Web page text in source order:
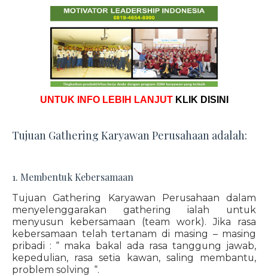
UNTUK INFO LEBIH LANJUT KLIK DISINI
Tujuan Gathering Karyawan Perusahaan adalah:
1. Membentuk Kebersamaan
Tujuan Gathering Karyawan Perusahaan dalam
menyelenggarakan gathering ialah untuk
menyusun kebersamaan (team work). Jika rasa
kebersamaan telah tertanam di masing – masing
pribadi : “ maka bakal ada rasa tanggung jawab,
kepedulian, rasa setia kawan, saling membantu,
problem solving “.